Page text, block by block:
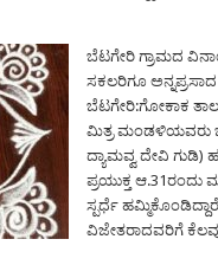
ಬೆಟಗೇರಿ ಗ್ರಾಮದ
ಸಕಲರಿಗೂ
ಬೆಟಗೇರಿ:ಗೋಕಾಕ
ಮಿತ್ರ ಮಂಡಳಿಯವರು
ದ್ಯಾಮವ್ವ ದೇವಿ ಗುಡಿ)
ಪ್ರಯುಕ್ತ ಆ.31ರಂದು
ಸ್ಪರ್ಧೆ
ವಿಜೇತರಾದವರಿಗೆ